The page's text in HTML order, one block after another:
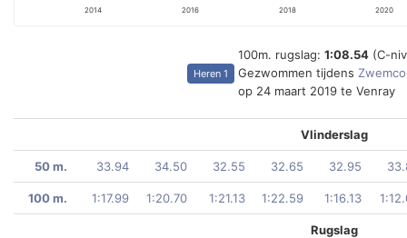
2014 2016 2018 2020
Heren 1
100m. rugslag: 1:08.54 (C-
Gezwommen tijdens
op 24 maart 2019 te Venray
Vlinderslag
50 m. 33.94 34.50 32.55 32.65 32.95
100 m. 1:17.99 1:20.70 1:21.13 1:22.59 1:16.13
Rugslag